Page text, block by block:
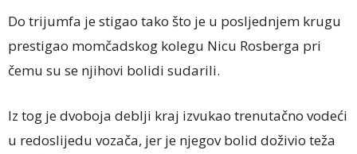
Do trijumfa je stigao tako što je u posljednjem krugu
prestigao momčadskog kolegu Nicu Rosberga pri
čemu su se njihovi bolidi sudarili.
Iz tog je dvoboja deblji kraj izvukao trenutačno vodeći
u redoslijedu vozača, jer je njegov bolid doživio teža